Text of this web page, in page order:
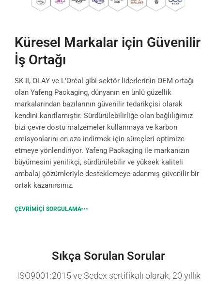
Küresel Markalar için Güvenilir
İş Ortağı
SK-II, OLAY ve L'Oréal gibi sektör liderlerinin OEM ortağı
olan Yafeng Packaging, dünyanın en ünlü güzellik
markalarından bazılarının güvenilir tedarikçisi olarak
kendini kanıtlamıştır. Sürdürülebilirliğe olan bağlılığımız
bizi çevre dostu malzemeler kullanmaya ve karbon
emisyonlarını en aza indirmek için süreçleri optimize
etmeye yönlendiriyor. Yafeng Packaging ile markanızın
büyümesini yenilikçi, sürdürülebilir ve yüksek kaliteli
ambalaj çözümleriyle desteklemeye adanmış güvenilir bir
ortak kazanırsınız.
ÇEVRIMIÇI SORGULAMA
Sıkça Sorulan Sorular
ISO9001:2015 ve Sedex sertifikalı olarak, 20 yıllık